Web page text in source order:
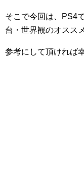
そこで今回は、PS4
台・世界観のオスス
参考にして頂ければ